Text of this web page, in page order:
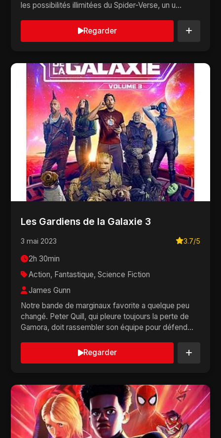
les possibilités illimitées du Spider-Verse, un u...
Regarder
Les Gardiens de la Galaxie 3
3 mai 2023 3.7/5
2h 30min
Action, Fantastique, Science Fiction
James Gunn
Notre bande de marginaux favorite a quelque peu
changé. Peter Quill, qui pleure toujours la perte de
Gamora, doit rassembler son équipe pour défend...
Regarder